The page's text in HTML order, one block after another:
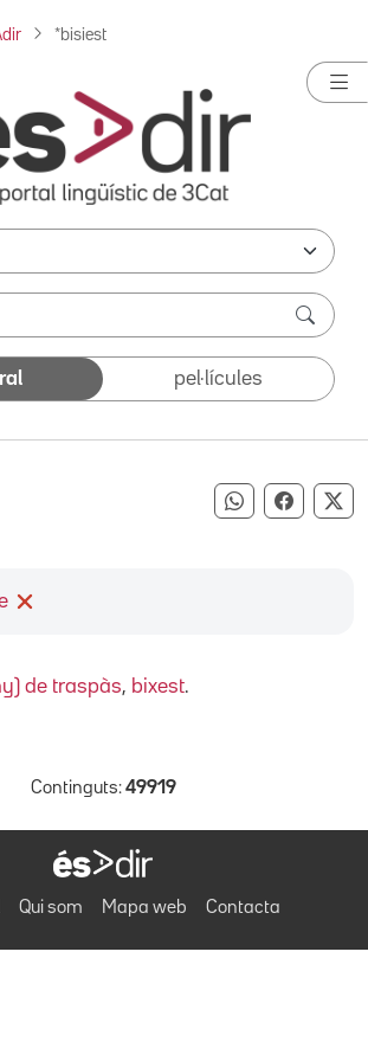
*bisiest
pel·lícules
Compartir
de traspàs, bixest.
Continguts: 49919
Qui som Mapa web Contacta